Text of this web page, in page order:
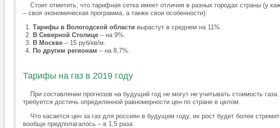
Стоит отметить, что тарифная сетка имеет отличия в разных городах страны (у
– своя экономическая программа, а также свои особенности):
Тарифы в Вологодской области вырастут в среднем на 11%.
В Северной Столице – на 9%.
В Москве – 15 руб/кв/м.
По другим регионам – на 8,7%.
Тарифы на газ в 2019 году
При составлении прогнозов на будущий год не могут не учитывать стоимость
требуется достичь определенной равномерности цен по стране в целом.
Что касается цен за газ для россиян в будущем году, их рост будет более
вообще предполагалось – в 1,5 раза: